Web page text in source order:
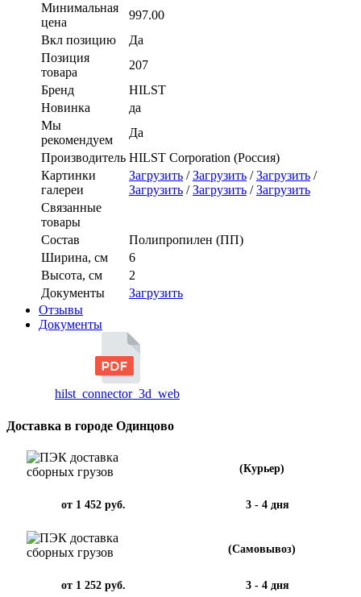
Минимальная
цена
997.00
Вкл позицию
Да
Позиция
товара
207
Бренд
HILST
Новинка
да
Мы
рекомендуем
Да
Производитель HILST Corporation (Россия)
Картинки
галереи
Загрузить /Загрузить /Загрузить /
Загрузить /Загрузить /Загрузить
Связанные
товары
Состав
Полипропилен (ПП)
Ширина, см
6
Высота, см
2
Документы
Загрузить
Отзывы
Документы
hilst_connector_3d_web
Доставка в городе Одинцово
(Курьер)
от 1 452 руб. 3 - 4 дня
(Самовывоз)
от 1 252 руб. 3 - 4 дня